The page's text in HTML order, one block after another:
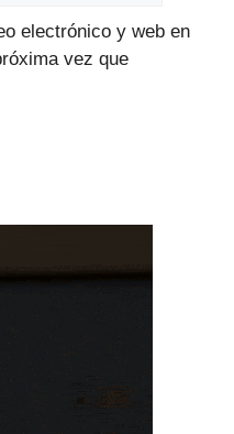
electrónico y web en
vez que